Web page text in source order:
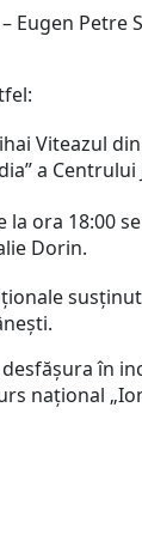
Eugen
Viteazul
a
la ora 18:00
Dorin.
în
„Ion